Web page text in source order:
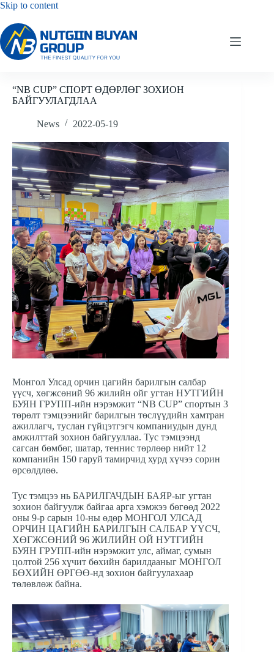
Skip to contentSkip
“NB CUP” СПОРТ ӨДӨРЛӨГ ЗОХИОН
БАЙГУУЛАГДЛАА
News 2022-05-19
Монгол Улсад орчин цагийн барилгын салбар
үүсч, хөгжсөний 96 жилийн ойг угтан НУТГИЙН
БУЯН ГРУПП-ийн нэрэмжит “NB CUP” спортын 3
төрөлт тэмцээнийг барилгын төслүүдийн хамтран
ажиллагч, туслан гүйцэтгэгч компаниудын дунд
амжилттай зохион байгууллаа. Тус тэмцээнд
сагсан бөмбөг, шатар, теннис төрлөөр нийт 12
компанийн 150 гаруй тамирчид хурд хүчээ сорин
өрсөлдлөө.
Тус тэмцээ нь БАРИЛГАЧДЫН БАЯР-ыг угтан
зохион байгуулж байгаа арга хэмжээ бөгөөд 2022
оны 9-р сарын 10-ны өдөр МОНГОЛ УЛСАД
ОРЧИН ЦАГИЙН БАРИЛГЫН САЛБАР ҮҮСЧ,
ХӨГЖСӨНИЙ 96 ЖИЛИЙН ОЙ НУТГИЙН
БУЯН ГРУПП-ийн нэрэмжит улс, аймаг, сумын
цолтой 256 хүчит бөхийн барилдааныг МОНГОЛ
БӨХИЙН ӨРГӨӨ-нд зохион байгуулахаар
төлөвлөж байна.